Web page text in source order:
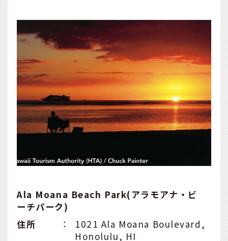
Ala Moana Beach Park(アラモアナ・ビ
ーチパーク)
住所
：
1021 Ala Moana Boulevard,
Honolulu, HI